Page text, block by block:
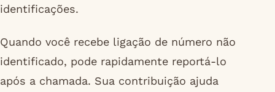
identificações.
Quando você recebe ligação de número não
identificado, pode rapidamente reportá-lo
após a chamada. Sua contribuição ajuda